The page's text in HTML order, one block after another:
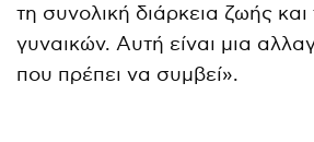
τη συνολική διάρκεια ζωής
γυναικών. Αυτή είναι μια
που πρέπει να συμβεί».